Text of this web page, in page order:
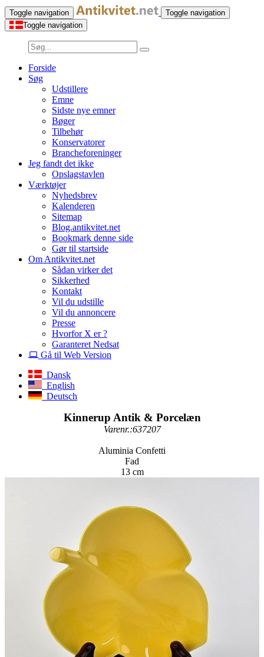
Toggle navigation
Toggle navigation
Toggle navigation
Forside
Søg
Udstillere
Emne
Sidste nye emner
Bøger
Tilbehør
Konservatorer
Brancheforeninger
Jeg fandt det ikke
Opslagstavlen
Værktøjer
Nyhedsbrev
Kalenderen
Sitemap
Blog.antikvitet.net
Bookmark denne side
Gør til startside
Om Antikvitet.net
Sådan virker det
Sikkerhed
Kontakt
Vil du udstille
Vil du annoncere
Presse
Hvorfor X er ?
Garanteret Nedsat
Gå til Web Version
Dansk
English
Deutsch
Kinnerup Antik & Porcelæn
Varenr.:637207
Aluminia Confetti
Fad
13 cm